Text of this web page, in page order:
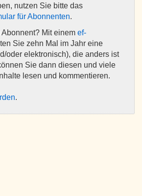
nutzen Sie bitte das
für Abonnenten.
Mit einem ef-
Sie zehn Mal im Jahr eine
oder elektronisch), die anders ist
Sie dann diesen und viele
lesen und kommentieren.
.